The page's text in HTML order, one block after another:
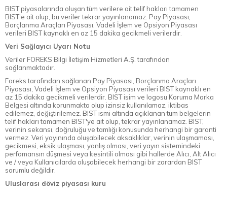
BIST piyasalarında oluşan tüm verilere ait telif hakları tamamen
BIST'e ait olup, bu veriler tekrar yayınlanamaz. Pay Piyasası,
Borçlanma Araçları Piyasası, Vadeli İşlem ve Opsiyon Piyasası
verileri BIST kaynaklı en az 15 dakika gecikmeli verilerdir.
Veri Sağlayıcı Uyarı Notu
Veriler FOREKS Bilgi İletişim Hizmetleri A.Ş. tarafından
sağlanmaktadır.
Foreks tarafından sağlanan Pay Piyasası, Borçlanma Araçları
Piyasası, Vadeli İşlem ve Opsiyon Piyasası verileri BIST kaynaklı en
az 15 dakika gecikmeli verilerdir. BIST isim ve logosu Koruma Marka
Belgesi altında korunmakta olup izinsiz kullanılamaz, iktibas
edilemez, değiştirilemez. BIST ismi altında açıklanan tüm belgelerin
telif hakları tamamen BIST'ye ait olup, tekrar yayınlanamaz. BIST,
verinin sekansı, doğruluğu ve tamlığı konusunda herhangi bir garanti
vermez. Veri yayınında oluşabilecek aksaklıklar, verinin ulaşmaması,
gecikmesi, eksik ulaşması, yanlış olması, veri yayın sistemindeki
perfomansın düşmesi veya kesintili olması gibi hallerde Alıcı, Alt Alıcı
ve / veya Kullanıcılarda oluşabilecek herhangi bir zarardan BIST
sorumlu değildir.
Uluslarası döviz piyasası kuru